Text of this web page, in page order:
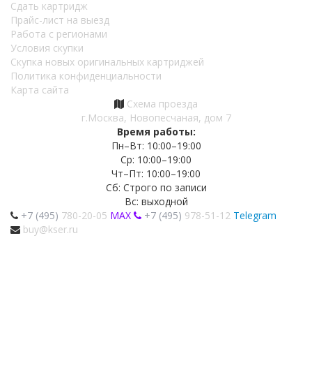
Сдать картридж
Прайс-лист на выезд
Работа с регионами
Условия скупки
Скупка новых оригинальных картриджей
Политика конфиденциальности
Карта сайта
Схема проезда
г.Москва, Новопесчаная, дом 7
Время работы:
Пн–Вт: 10:00–19:00
Ср: 10:00–19:00
Чт–Пт: 10:00–19:00
Сб: Строго по записи
Вс: выходной
+7 (495) 780-20-05 MAX +7 (495) 978-51-12 Telegram
buy@kser.ru